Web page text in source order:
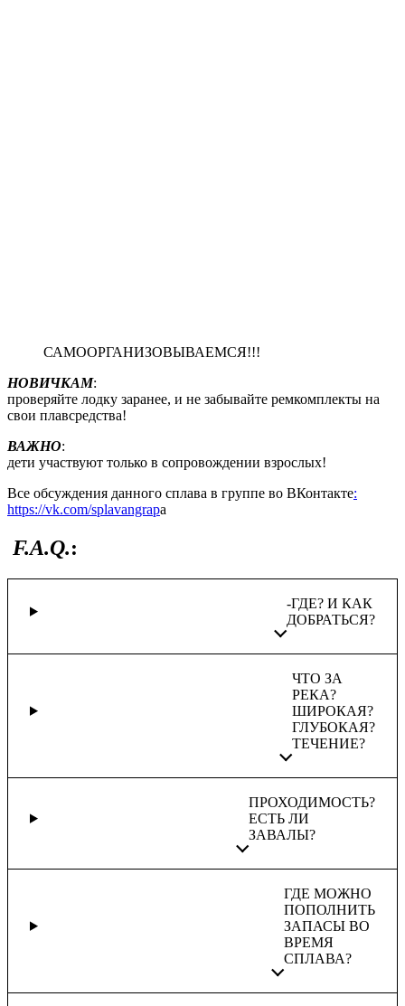
САМООРГАНИЗОВЫВАЕМСЯ!!!
НОВИЧКАМ:
проверяйте лодку заранее, и не забывайте ремкомплекты на
свои плавсредства!
ВАЖНО:
дети участвуют только в сопровождении взрослых!
Все обсуждения данного сплава в группе во ВКонтакте:
https://vk.com/splavangrapa
F.A.Q.:
-ГДЕ? И КАК
ДОБРАТЬСЯ?
ЧТО ЗА
РЕКА?
ШИРОКАЯ?
ГЛУБОКАЯ?
ТЕЧЕНИЕ?
ПРОХОДИМОСТЬ?
ЕСТЬ ЛИ
ЗАВАЛЫ?
ГДЕ МОЖНО
ПОПОЛНИТЬ
ЗАПАСЫ ВО
ВРЕМЯ
СПЛАВА?